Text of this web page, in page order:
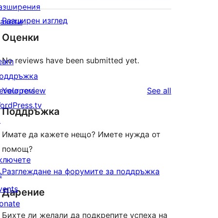
Разширен изглед
Оценки
No reviews have been submitted yet.
Your review See all
Поддръжка
Имате да кажете нещо? Имете нужда от
помощ?
Разглеждане на форумите за поддръжка
Дарение
Бихте ли желали да подкрепите успеха на